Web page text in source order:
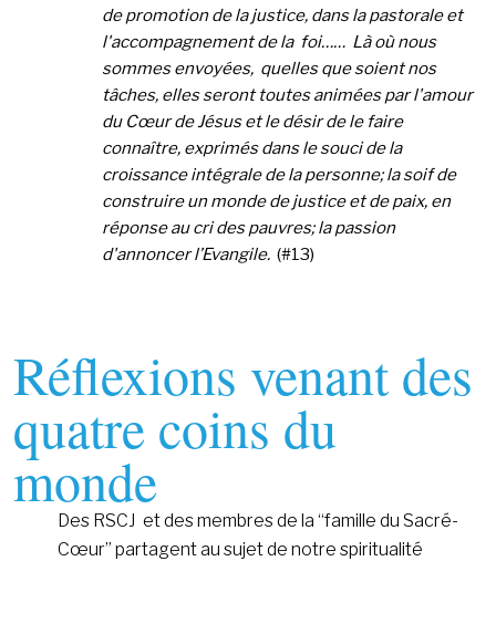
depromotion de la justice, dans la pastorale et
l'accompagnement de la foi…… Là où nous
sommes envoyées, quelles que soient nos
tâches, elles seront toutes animées par l'amour
du Cœur de Jésus et le désir de le faire
connaître, exprimés dans le souci de la
croissance intégrale de la personne; la soif de
construire un monde de justice et de paix, en
réponse au cri des pauvres; la passion
d'annoncer l’Evangile. (#13)
Réflexions venant des
quatre coins du
monde
Des RSCJ et des membres de la “famille du Sacré-
Cœur” partagent au sujet de notre spiritualité